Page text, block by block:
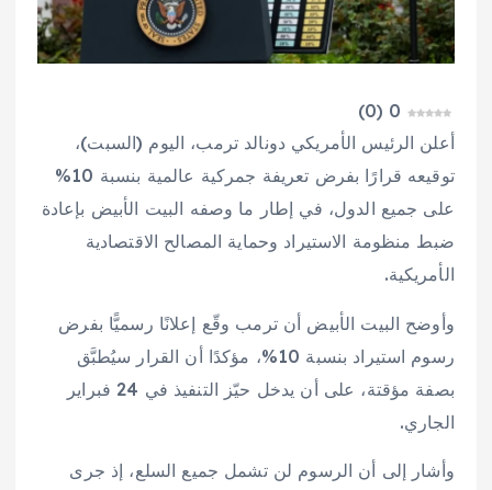
0
(
0
)
أعلن الرئيس الأمريكي دونالد ترمب، اليوم (السبت)،
توقيعه قرارًا بفرض تعريفة جمركية عالمية بنسبة 10%
على جميع الدول، في إطار ما وصفه البيت الأبيض بإعادة
ضبط منظومة الاستيراد وحماية المصالح الاقتصادية
الأمريكية.
وأوضح البيت الأبيض أن ترمب وقّع إعلانًا رسميًّا بفرض
رسوم استيراد بنسبة 10%، مؤكدًا أن القرار سيُطبَّق
بصفة مؤقتة، على أن يدخل حيّز التنفيذ في 24 فبراير
الجاري.
وأشار إلى أن الرسوم لن تشمل جميع السلع، إذ جرى